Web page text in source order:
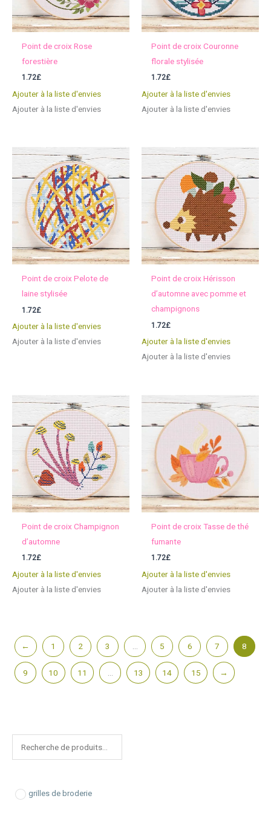
e
grilles de broderie
Point de croix Rose
forestière
1.72£
Ajouter à la liste d'envies
Ajouter à la liste d'envies
Point de croix Couronne
florale stylisée
1.72£
Ajouter à la liste d'envies
Ajouter à la liste d'envies
Point de croix Pelote de
laine stylisée
1.72£
Ajouter à la liste d'envies
Ajouter à la liste d'envies
Point de croix Hérisson
d’automne avec pomme et
champignons
1.72£
Ajouter à la liste d'envies
Ajouter à la liste d'envies
Point de croix Champignon
d’automne
1.72£
Ajouter à la liste d'envies
Ajouter à la liste d'envies
Point de croix Tasse de thé
fumante
1.72£
Ajouter à la liste d'envies
Ajouter à la liste d'envies
← 1 2 3 5 6 7 8
9 10 11 13 14 15 →